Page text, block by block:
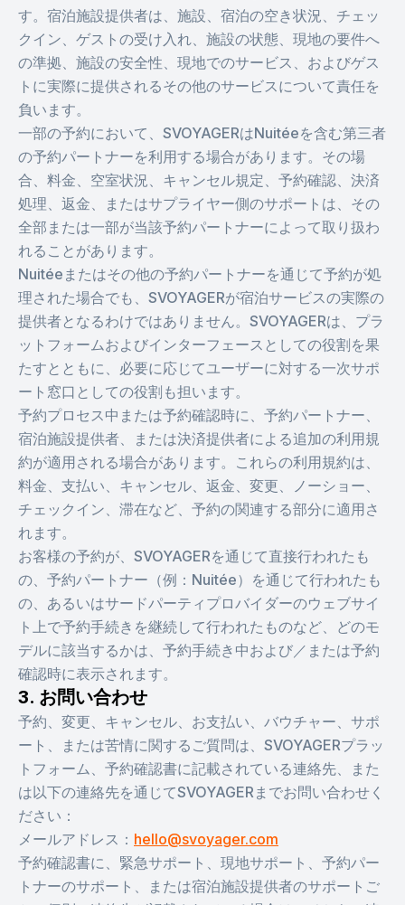
す。宿泊施設提供者は、施設、宿泊の空き状況、チェッ
クイン、ゲストの受け入れ、施設の状態、現地の要件へ
の準拠、施設の安全性、現地でのサービス、およびゲス
トに実際に提供されるその他のサービスについて責任を
負います。
一部の予約において、SVOYAGERはNuitéeを含む第三者
の予約パートナーを利用する場合があります。その場
合、料金、空室状況、キャンセル規定、予約確認、決済
処理、返金、またはサプライヤー側のサポートは、その
全部または一部が当該予約パートナーによって取り扱わ
れることがあります。
Nuitéeまたはその他の予約パートナーを通じて予約が処
理された場合でも、SVOYAGERが宿泊サービスの実際の
提供者となるわけではありません。SVOYAGERは、プラ
ットフォームおよびインターフェースとしての役割を果
たすとともに、必要に応じてユーザーに対する一次サポ
ート窓口としての役割も担います。
予約プロセス中または予約確認時に、予約パートナー、
宿泊施設提供者、または決済提供者による追加の利用規
約が適用される場合があります。これらの利用規約は、
料金、支払い、キャンセル、返金、変更、ノーショー、
チェックイン、滞在など、予約の関連する部分に適用さ
れます。
お客様の予約が、SVOYAGERを通じて直接行われたも
の、予約パートナー（例：Nuitée）を通じて行われたも
の、あるいはサードパーティプロバイダーのウェブサイ
ト上で予約手続きを継続して行われたものなど、どのモ
デルに該当するかは、予約手続き中および／または予約
確認時に表示されます。
3. お問い合わせ
予約、変更、キャンセル、お支払い、バウチャー、サポ
ート、または苦情に関するご質問は、SVOYAGERプラッ
トフォーム、予約確認書に記載されている連絡先、また
は以下の連絡先を通じてSVOYAGERまでお問い合わせく
ださい：
メールアドレス： hello@svoyager.com
予約確認書に、緊急サポート、現地サポート、予約パー
トナーのサポート、または宿泊施設提供者のサポートご